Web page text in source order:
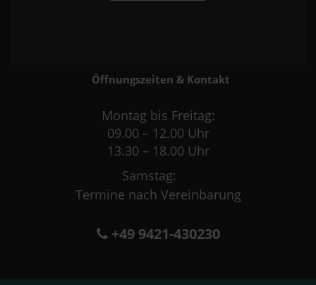
Öffnungszeiten & Kontakt
Montag bis Freitag:
09.00 – 12.00 Uhr
13.30 – 18.00 Uhr
Samstag:
Termine nach Vereinbarung
+49 9421-430230